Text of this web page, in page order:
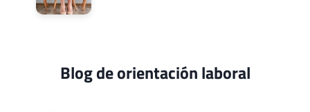
Blog de orientación laboral